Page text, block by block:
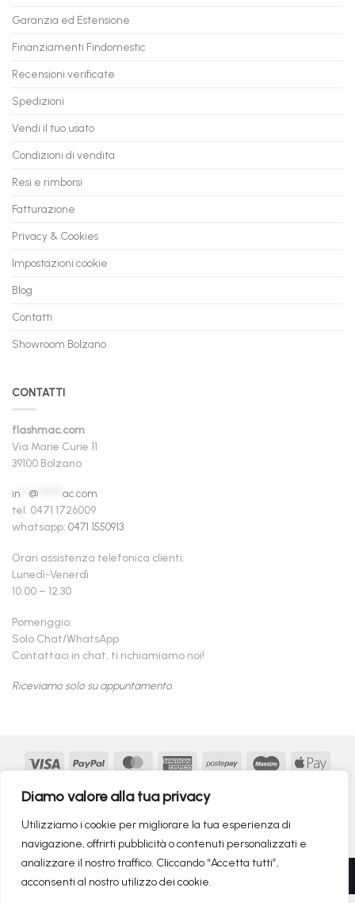
Diamo valore alla tua privacy
Utilizziamo i cookie per migliorare la tua esperienza di
navigazione, offrirti pubblicità o contenuti personalizzati e
analizzare il nostro traffico. Cliccando “Accetta tutti”,
acconsenti al nostro utilizzo dei cookie.
anche
a
in
con
Garanzia ed Estensione
Finanziamenti Findomestic
Recensioni verificate
Spedizioni
Vendi il tuo usato
Condizioni di vendita
Resi e rimborsi
Fatturazione
Privacy & Cookies
Impostazioni cookie
Blog
Contatti
Showroom Bolzano
CONTATTI
flashmac.com
Via Marie Curie 11
39100 Bolzano
in @
ac.com
tel. 0471 1726009
whatsapp: 0471 1550913
Orari assistenza telefonica clienti:
Lunedì-Venerdì
10.00 – 12.30
Pomeriggio:
Solo Chat/WhatsApp
Contattaci in chat, ti richiamiamo noi!
Riceviamo solo su appuntamento.
Visa PayPal MasterCardAmericanPostepay Maestro
Google
MasterCardKlarna
Copyright 2026 © flashmac® - MONOFASE SRL - P.IVA:
02982260214 | produced by
monofase
Recedere dal contratto qui